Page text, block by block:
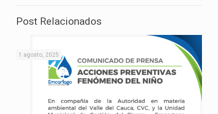
Post Relacionados
1 agosto, 2025